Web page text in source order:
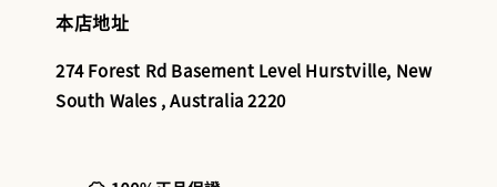
本店地址
274 Forest Rd Basement Level Hurstville, New
South Wales , Australia 2220